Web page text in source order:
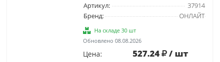
Артикул:
37914
Бренд:
ОНЛАЙТ
На складе 30 шт
Обновлено 08.08.2026
Цена: 527.24 / шт